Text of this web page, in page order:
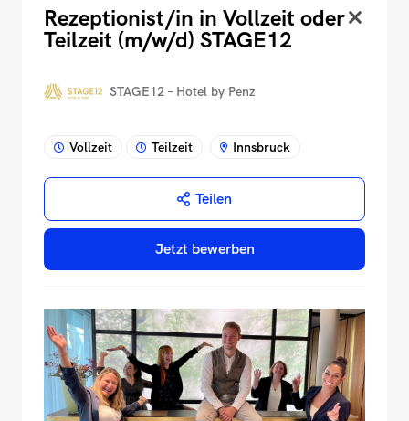
Rezeptionist/in in Vollzeit oder
Teilzeit (m/w/d) STAGE12
STAGE12 – Hotel by Penz
Vollzeit Teilzeit Innsbruck
Teilen
Jetzt bewerben